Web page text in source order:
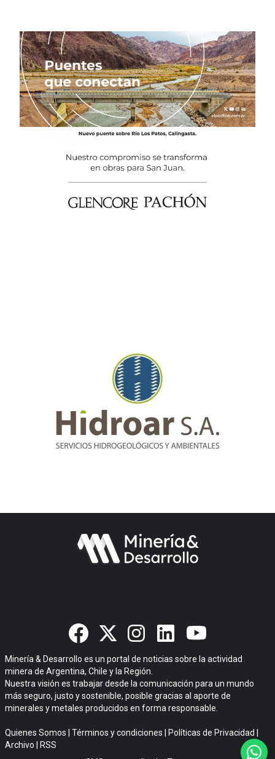
Minería & Desarrollo es un portal de noticias sobre la actividad
minera de Argentina, Chile y la Región.
Nuestra visión es trabajar desde la comunicación para un mundo
más seguro, justo y sostenible, posible gracias al aporte de
minerales y metales producidos en forma responsable.
Quienes Somos Términos y condiciones Políticas de Privacidad
Archivo
RSS